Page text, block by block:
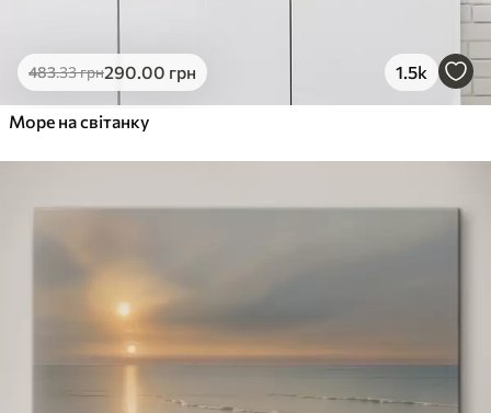
483.33грн290.00 грн 1.5k
Море на світанку